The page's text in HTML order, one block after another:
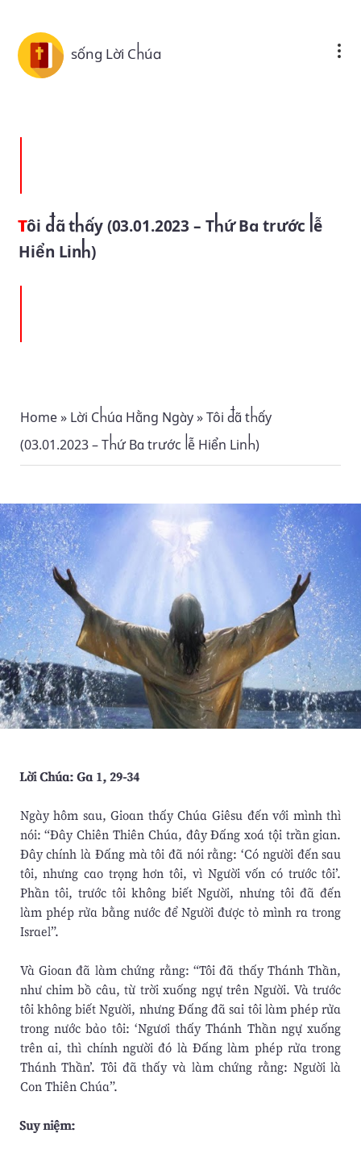
sống Lời Chúa
Tôi đã thấy (03.01.2023 – Thứ Ba trước lễ
Hiển Linh)
Home» Lời Chúa Hằng Ngày» Tôi đã thấy
(03.01.2023 – Thứ Ba trước lễ Hiển Linh)
Lời Chúa: Ga 1, 29-34
Ngày hôm sau, Gioan thấy Chúa Giêsu đến với mình thì
nói: “Đây Chiên Thiên Chúa, đây Đấng xoá tội trần gian.
Đây chính là Đấng mà tôi đã nói rằng: ‘Có người đến sau
tôi, nhưng cao trọng hơn tôi, vì Người vốn có trước tôi’.
Phần tôi, trước tôi không biết Người, nhưng tôi đã đến
làm phép rửa bằng nước để Người được tỏ mình ra trong
Israel”.
Và Gioan đã làm chứng rằng: “Tôi đã thấy Thánh Thần,
như chim bồ câu, từ trời xuống ngự trên Người. Và trước
tôi không biết Người, nhưng Đấng đã sai tôi làm phép rửa
trong nước bảo tôi: ‘Ngươi thấy Thánh Thần ngự xuống
trên ai, thì chính người đó là Đấng làm phép rửa trong
Thánh Thần’. Tôi đã thấy và làm chứng rằng: Người là
Con Thiên Chúa”.
Suy niệm: